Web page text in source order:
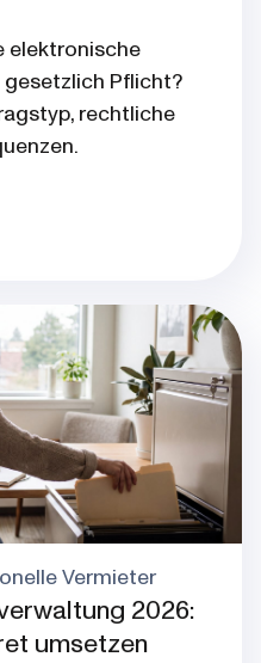
elektronische
Pflicht?
rechtliche
Vermieter
2026:
umsetzen